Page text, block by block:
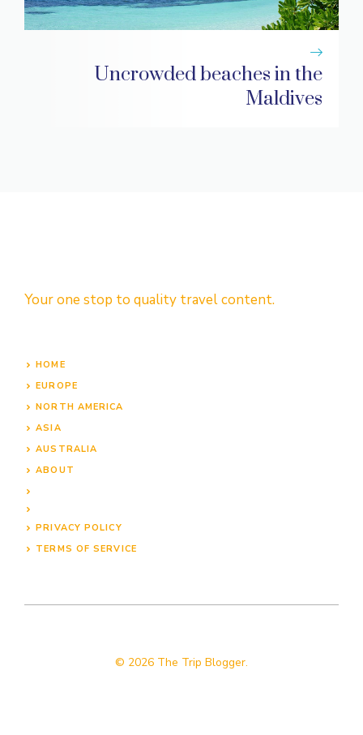
Uncrowded beaches in the
Maldives
Your one stop to quality travel content.
HOME
EUROPE
NORTH AMERICA
ASIA
AUSTRALIA
ABOUT
PRIVACY POLICY
TERMS OF SERVICE
© 2026 The Trip Blogger.